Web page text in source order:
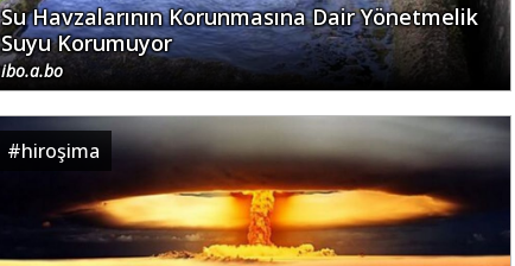
Su Havzalarının Korunmasına Dair Yönetmelik
Suyu Korumuyor
ibo.a.bo
#hiroşima